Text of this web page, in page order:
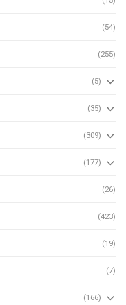
(54)
(255)
(5)
(35)
(309)
(177)
(26)
(423)
(19)
(7)
(166)